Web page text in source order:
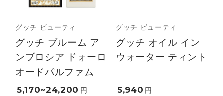
グッチ ビューティ
グッチ ブルーム ア
ンブロシア ドォーロ
オードパルファム
5,170~24,200 円
グッチ ビューティ
グッチ オイル イン
ウォーター ティント
5,940 円